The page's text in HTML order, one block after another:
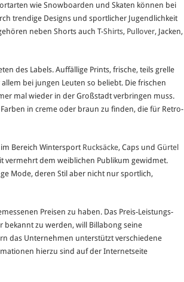
wie Snowboarden und Skaten können bei
trendige Designs und sportlicher Jugendlichkeit
neben Shorts auch T-Shirts, Pullover, Jacken,
des Labels. Auffällige Prints, frische, teils grelle
bei jungen Leuten so beliebt. Die frischen
mal wieder in der Großstadt verbringen muss.
in creme oder braun zu finden, die für Retro-
Bereich Wintersport Rucksäcke, Caps und Gürtel
vermehrt dem weiblichen Publikum gewidmet.
Mode, deren Stil aber nicht nur sportlich,
Preisen zu haben. Das Preis-Leistungs-
bekannt zu werden, will Billabong seine
das Unternehmen unterstützt verschiedene
hierzu sind auf der Internetseite